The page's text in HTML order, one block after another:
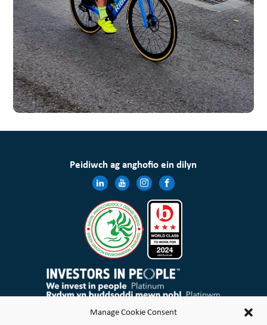
Manage Cookie Consent
Peidiwch ag anghofio ein dilyn
Mae Cymdeithas Tai Wales & West Cyfyngedig wedi’i chofrestru yng Nghymru a Lloegr gyda rheolau elusennol
ac mae’n gymdeithas gofrestredig dan Ddeddf Cymdeithasau Cydweithredol a Chymdeithasau Budd